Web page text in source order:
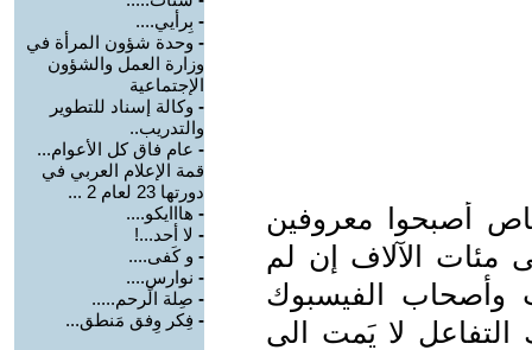
أصبحوا معروفين
مئات الآلاف إن لم
وأصحاب الفيسبوك
التفاعل لا يَمت الى
- بِرأيي....
- وحدة شؤون المرأة في
وزارة العمل والشؤون
الإجتماعية
- وكالة إسناد للتطوير
والتدريب..
- عام فاق كل الأعوام...
قمة الإعلام العربي في
دورتها 23 لعام 2 ...
- هااايكو....
- لا أحد...!
- و كَفى....
- نوارس....
- صِلة الًرحم.....
- فِكر وِفق مَنطق...